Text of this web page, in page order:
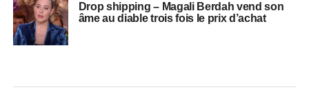
Drop shipping – Magali Berdah vend son
âme au diable trois fois le prix d’achat